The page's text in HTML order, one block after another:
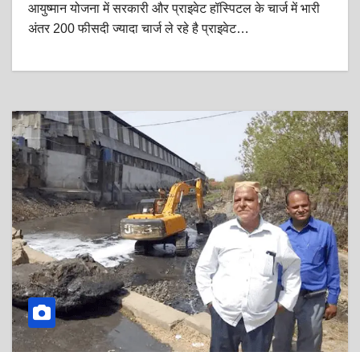
आयुष्मान योजना में सरकारी और प्राइवेट हॉस्पिटल के चार्ज में भारी
अंतर 200 फीसदी ज्यादा चार्ज ले रहे है प्राइवेट…